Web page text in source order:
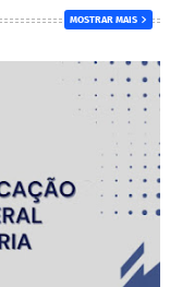
MOSTRAR MAIS